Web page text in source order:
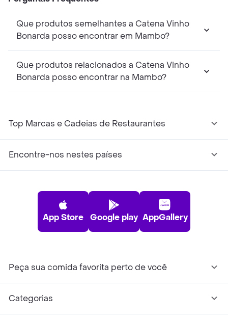
Que produtos semelhantes a Catena Vinho
Bonarda posso encontrar em Mambo?
Que produtos relacionados a Catena Vinho
Bonarda posso encontrar na Mambo?
Top Marcas e Cadeias de Restaurantes
Encontre-nos nestes países
App Store Google play AppGallery
Peça sua comida favorita perto de você
Categorias